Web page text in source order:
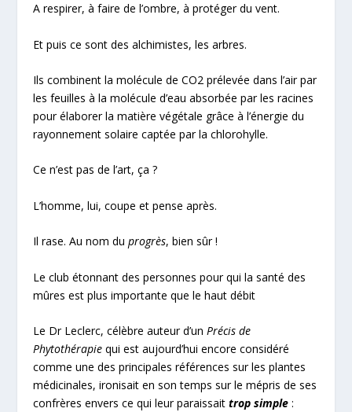
A respirer, à faire de l’ombre, à protéger du vent.
Et puis ce sont des alchimistes, les arbres.
Ils combinent la molécule de CO2 prélevée dans l’air par
les feuilles à la molécule d’eau absorbée par les racines
pour élaborer la matière végétale grâce à l’énergie du
rayonnement solaire captée par la chlorohylle.
Ce n’est pas de l’art, ça ?
L’homme, lui, coupe et pense après.
Il rase. Au nom duprogrès, bien sûr !
Le club étonnant des personnes pour qui la santé des
mûres est plus importante que le haut débit
Le Dr Leclerc, célèbre auteur d’unPrécis de
Phytothérapiequi est aujourd’hui encore considéré
comme une des principales références sur les plantes
médicinales, ironisait en son temps sur le mépris de ses
confrères envers ce qui leur paraissaittrop simple :